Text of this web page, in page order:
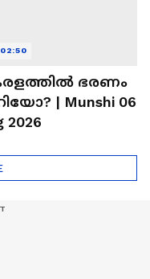
ഭരണം
| Munshi 06
2026
02:50